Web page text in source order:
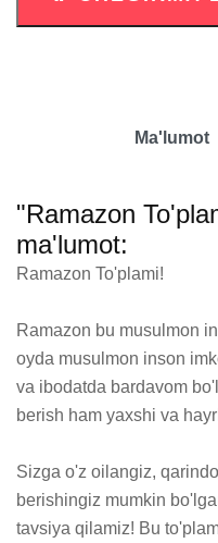
Ma'lumot
"Ramazon
ma'lumot:
Ramazon To'plami!
Ramazon bu musulmon
oyda musulmon inson
va ibodatda bardavom
berish ham yaxshi va
Sizga o'z oilangiz,
berishingiz mumkin
tavsiya qilamiz! Bu